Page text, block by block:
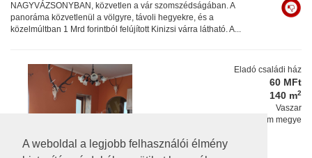
A weboldal a legjobb felhasználói élmény
NAGYVÁZSONYBAN, közvetlen a vár szomszédságában. A
panoráma közvetlenül a völgyre, távoli hegyekre, és a
közelmúltban 1 Mrd forintból felújított Kinizsi várra látható. A...
Eladó családi ház
60 MFt
140 m2
Vaszar
Veszprém megye